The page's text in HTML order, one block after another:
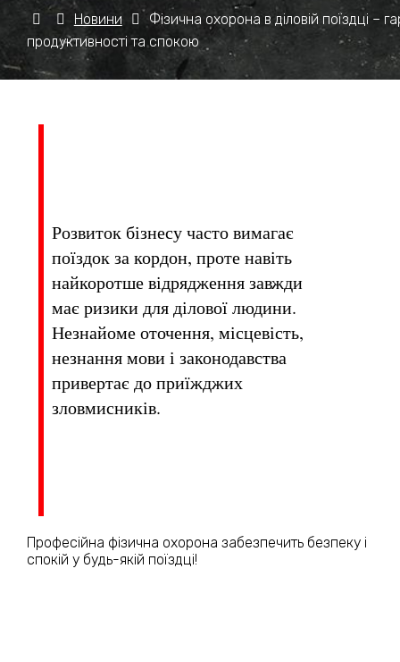
Новини
Фізична охорона в діловій поїздці –
продуктивності та спокою
Розвиток бізнесу часто вимагає
поїздок за кордон, проте навіть
найкоротше відрядження завжди
має ризики для ділової людини.
Незнайоме оточення, місцевість,
незнання мови і законодавства
привертає до приїжджих
зловмисників.
Професійна фізична охорона забезпечить безпеку і
спокій у будь-якій поїздці!